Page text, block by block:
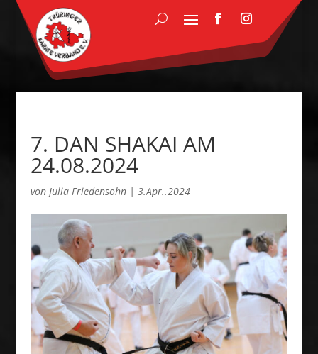
7. DAN SHAKAI AM
24.08.2024
von Julia Friedensohn| 3.Apr..2024